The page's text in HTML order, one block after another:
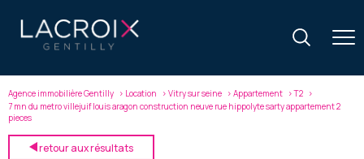
Agence immobilière Gentilly Location Vitry sur seine Appartement
T2
7 mn du metro villejuif louis aragon construction neuve rue hippolyte sarty appartement 2
pieces
retour aux résultats